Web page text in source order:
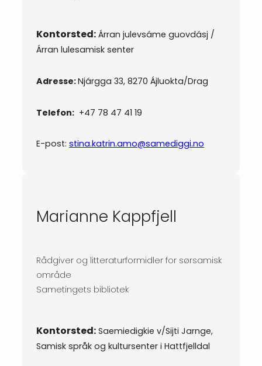
Kontorsted: Árran julevsáme guovdásj /
Árran lulesamisk senter
Adresse:Njárgga 33, 8270 Ájluokta/Drag
Telefon: +47 78 47 41 19
E-post: stina.katrin.amo@samediggi.no
Marianne Kappfjell
Rådgiver og litteraturformidler for sørsamisk
område
Sametingets bibliotek
Kontorsted: Saemiedigkie v/Sijti Jarnge,
Samisk språk og kultursenter i Hattfjelldal